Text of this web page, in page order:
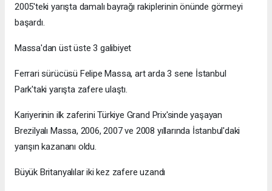
2005'teki yarışta damalı bayrağı rakiplerinin önünde görmeyi
başardı.
Massa'dan üst üste 3 galibiyet
Ferrari sürücüsü Felipe Massa, art arda 3 sene İstanbul
Park'taki yarışta zafere ulaştı.
Kariyerinin ilk zaferini Türkiye Grand Prix'sinde yaşayan
Brezilyalı Massa, 2006, 2007 ve 2008 yıllarında İstanbul'daki
yarışın kazananı oldu.
Büyük Britanyalılar iki kez zafere uzandı